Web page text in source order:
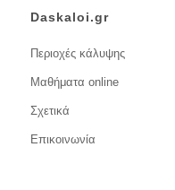
Daskaloi.gr
Περιοχές κάλυψης
Μαθήματα online
Σχετικά
Επικοινωνία